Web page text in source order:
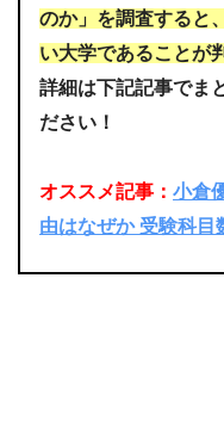
のか」を調査すると
い大学であることが
詳細は下記記事でま
ださい！
オススメ記事： 小倉
由はなぜか 受験科目